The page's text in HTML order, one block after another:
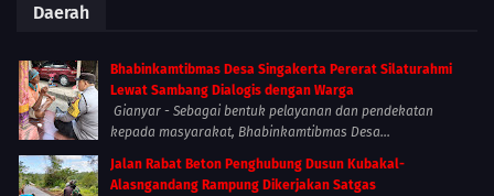
Daerah
Bhabinkamtibmas Desa Singakerta Pererat Silaturahmi
Lewat Sambang Dialogis dengan Warga
Gianyar - Sebagai bentuk pelayanan dan pendekatan
kepada masyarakat, Bhabinkamtibmas Desa...
Jalan Rabat Beton Penghubung Dusun Kubakal-
Alasngandang Rampung Dikerjakan Satgas